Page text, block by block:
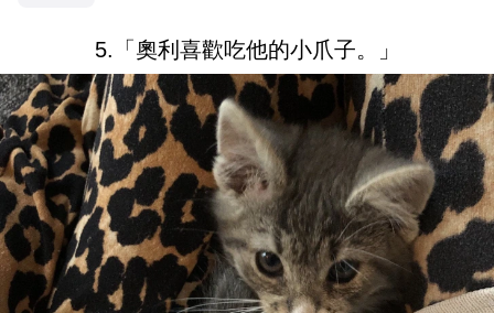
5.「奧利喜歡吃他的小爪子。」